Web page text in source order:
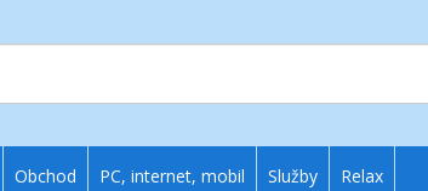
Obchod PC, internet, mobil Služby Relax